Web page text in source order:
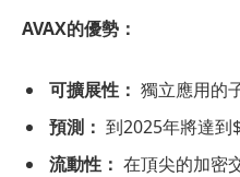
AVAX的優勢：
可擴展性： 獨立應用的
預測： 到2025年將達到
流動性： 在頂尖的加密